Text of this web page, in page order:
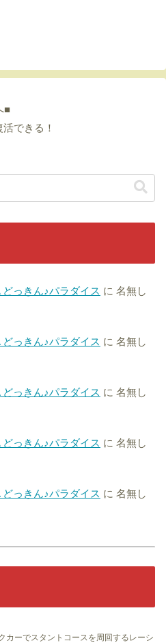
■
できる！
っきん♪パラダイス に 名無し
っきん♪パラダイス に 名無し
っきん♪パラダイス に 名無し
っきん♪パラダイス に 名無し
っきん♪パラダイス に 名無し
カーでスタントコースを周回するレーシ